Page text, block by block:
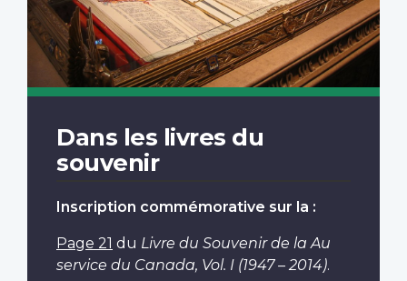
Dans les livres du
souvenir
Inscription commémorative sur la :
Page 21 du Livre du Souvenir de la Au
service du Canada, Vol. I (1947 – 2014).